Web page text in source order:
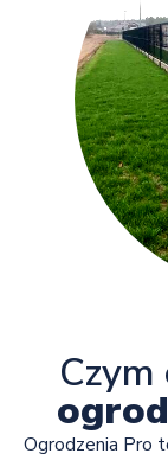
Ogrodzenia Pro